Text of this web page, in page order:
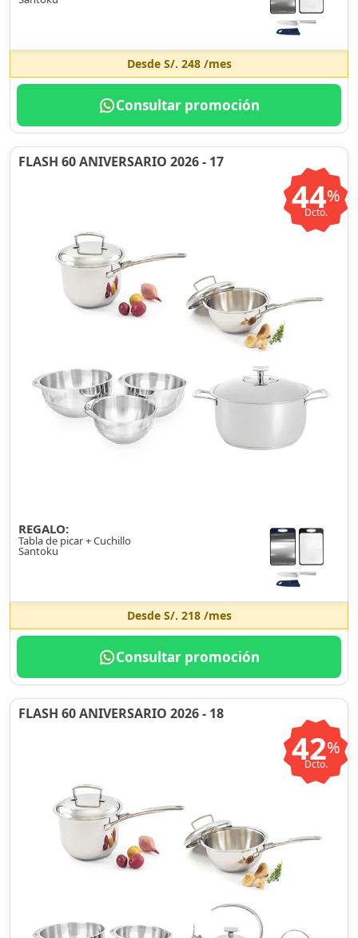
Desde S/. 248/mes
Consultar promoción
FLASH 60 ANIVERSARIO 2026 - 17
44%
Dcto.
REGALO:
Tabla de picar + Cuchillo
Santoku
Desde S/. 218/mes
Consultar promoción
FLASH 60 ANIVERSARIO 2026 - 18
42%
Dcto.